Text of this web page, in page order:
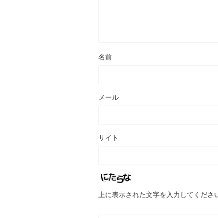
名前
メール
サイト
上に表示された文字を入力してくださ